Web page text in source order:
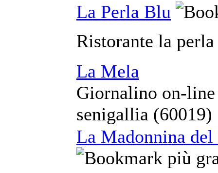
La Perla Blu
Ristorante la
La Mela
Giornalino on-
senigallia (60019)
La Madonnina del